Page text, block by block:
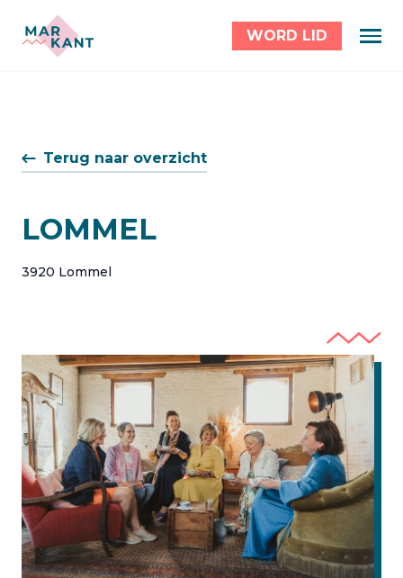
WORD LID
Terug naar overzicht
LOMMEL
3920 Lommel